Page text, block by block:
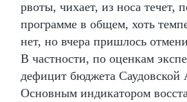
рвоты, чихает, из носа течет,
программе в общем, хоть
нет, но вчера пришлось
В частности, по оценкам
дефицит бюджета Саудовской
Основным индикатором